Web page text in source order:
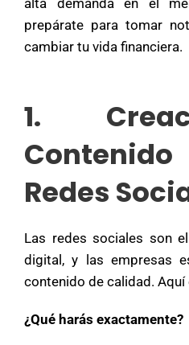
alta demanda en el
prepárate para tomar
cambiar tu vida financiera.
1.
Redes
Las redes sociales son
digital, y las empresas
contenido de calidad.
¿Qué harás exactamente?